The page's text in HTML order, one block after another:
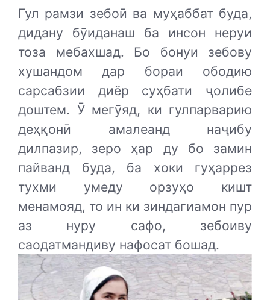
Гул рамзи зебоӣ ва муҳаббат буда,
дидану бӯиданаш ба инсон неруи
тоза мебахшад. Бо бонуи зебову
хушандом дар бораи ободию
сарсабзии диёр суҳбати ҷолибе
доштем. Ӯ мегӯяд, ки гулпарварию
деҳқонӣ амалеанд наҷибу
дилпазир, зеро ҳар ду бо замин
пайванд буда, ба хоки гуҳаррез
тухми умеду орзуҳо кишт
менамояд, то ин ки зиндагиамон пур
аз нуру сафо, зебоиву
саодатмандиву нафосат бошад.